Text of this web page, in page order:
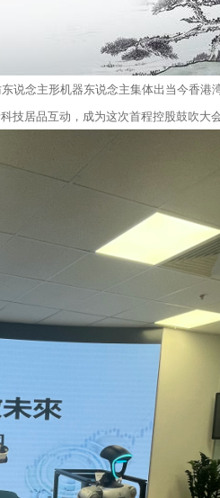
念主形机器东说念主集体出当今香
居品互动，成为这次首程控股鼓吹大会